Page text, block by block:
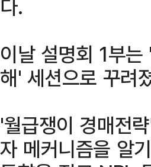
다.
이날 설명회 1부
해' 세션으로 꾸려
'월급쟁이 경매전
자 메커니즘을 알